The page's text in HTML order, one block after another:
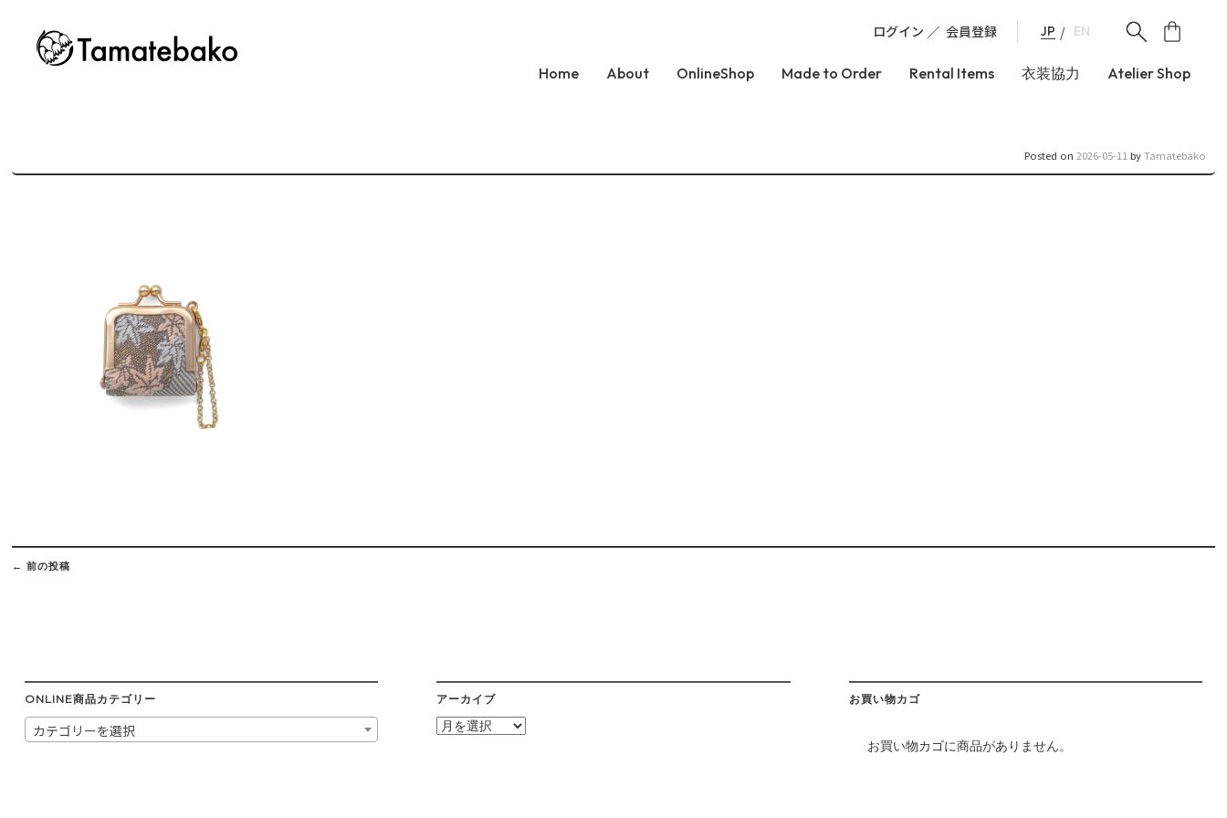
ログイン 会員登録 JP EN
Home About OnlineShop Made to Order Rental Items 衣装協力 Atelier Shop
Posted on 2026-05-11 byTamatebako
Post
navigation
← 前の投稿
ONLINE商品カテゴリー
カテゴリーを選択
アーカイブ
ア
お買い物カゴ
お買い物カゴに商品がありません。